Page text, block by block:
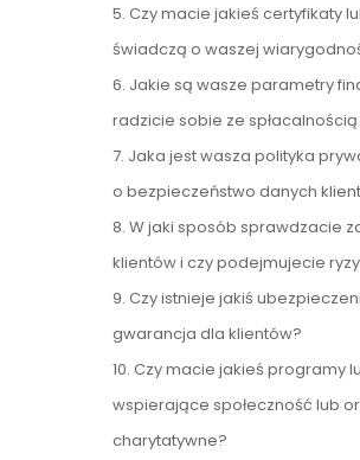
5. Czy macie jakieś certyfikaty
świadczą o waszej
6. Jakie są wasze parametry
radzicie sobie ze
7. Jaka jest wasza polityka
o bezpieczeństwo danych
8. W jaki sposób sprawdzacie
klientów i czy podejmujecie
9. Czy istnieje jakiś
gwarancja dla klientów?
10. Czy macie jakieś programy
wspierające społeczność lub
charytatywne?